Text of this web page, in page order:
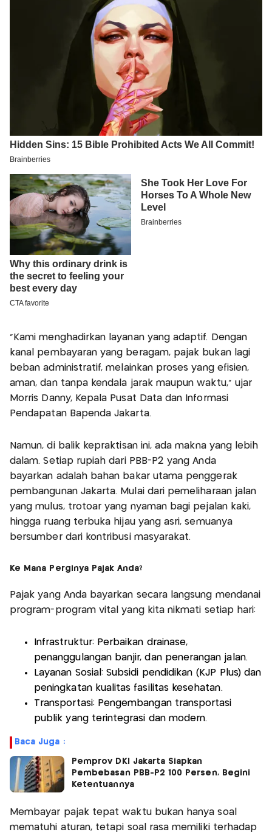
"Kami menghadirkan layanan yang adaptif. Dengan
kanal pembayaran yang beragam, pajak bukan lagi
beban administratif, melainkan proses yang efisien,
aman, dan tanpa kendala jarak maupun waktu," ujar
Morris Danny, Kepala Pusat Data dan Informasi
Pendapatan Bapenda Jakarta.
Namun, di balik kepraktisan ini, ada makna yang lebih
dalam. Setiap rupiah dari PBB-P2 yang Anda
bayarkan adalah bahan bakar utama penggerak
pembangunan Jakarta. Mulai dari pemeliharaan jalan
yang mulus, trotoar yang nyaman bagi pejalan kaki,
hingga ruang terbuka hijau yang asri, semuanya
bersumber dari kontribusi masyarakat.
Ke Mana Perginya Pajak Anda?
Pajak yang Anda bayarkan secara langsung mendanai
program-program vital yang kita nikmati setiap hari:
Infrastruktur: Perbaikan drainase,
penanggulangan banjir, dan penerangan jalan.
Layanan Sosial: Subsidi pendidikan (KJP Plus) dan
peningkatan kualitas fasilitas kesehatan.
Transportasi: Pengembangan transportasi
publik yang terintegrasi dan modern.
Baca Juga :
Pemprov DKI Jakarta Siapkan
Pembebasan PBB-P2 100 Persen, Begini
Ketentuannya
Membayar pajak tepat waktu bukan hanya soal
mematuhi aturan, tetapi soal rasa memiliki terhadap